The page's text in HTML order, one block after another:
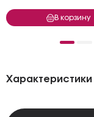
В корзину
Характеристики